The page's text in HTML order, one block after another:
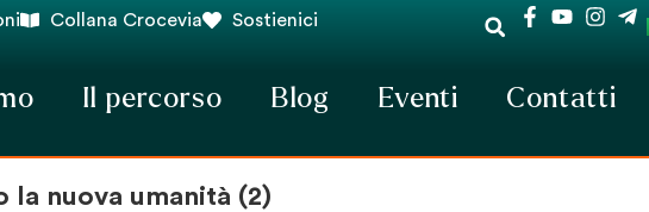
Collana Crocevia Sostienici
Il percorso Blog Eventi Contatti
la nuova umanità (2)